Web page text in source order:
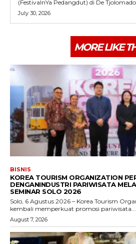
(FestivalnYa Pedangdut) di De
July 30, 2026
MORE LIKE
BISNIS
KOREA TOURISM ORGANIZATION
DENGANINDUSTRI PARIWISATA
SEMINAR SOLO 2026
Solo, 6 Agustus 2026 – Korea Tourism
kembali memperkuat promosi pariwisata...
August 7, 2026